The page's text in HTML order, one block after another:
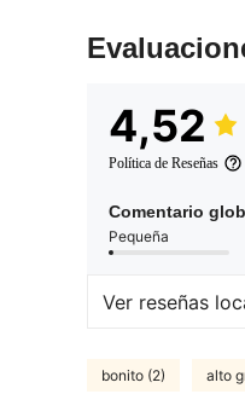
4,52
Política de Reseñas
Comentario
Pequeña
Ver reseñas
bonito (2) alto